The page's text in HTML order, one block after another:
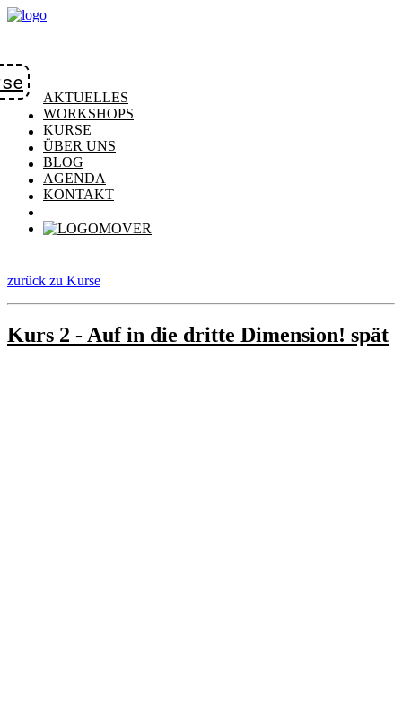
AKTUELLES
WORKSHOPS
KURSE
ÜBER UNS
BLOG
AGENDA
KONTAKT
zurück zu Kurse
Kurs 2 - Auf in die dritte Dimension! spät